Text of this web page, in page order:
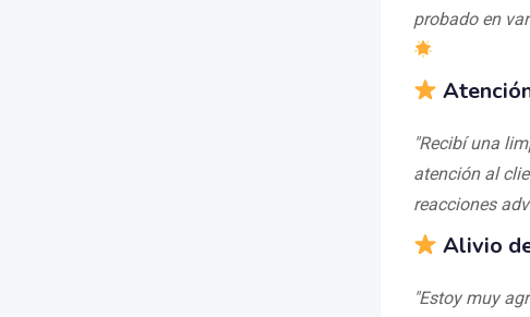
probado en
"Recibí una
atención al
reacciones
Alivio
"Estoy muy